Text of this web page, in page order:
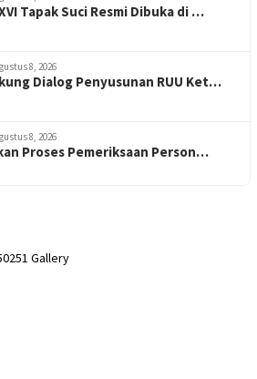
Tapak Suci Resmi Dibuka di …
8, 2026
Dialog Penyusunan RUU Ket…
8, 2026
Proses Pemeriksaan Person…